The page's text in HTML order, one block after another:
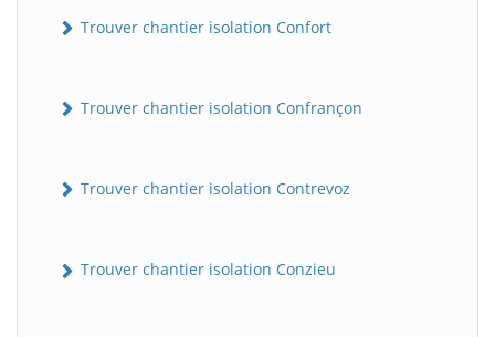
Trouver chantier isolation Confort
Trouver chantier isolation Confrançon
Trouver chantier isolation Contrevoz
Trouver chantier isolation Conzieu
B BatiWebPro